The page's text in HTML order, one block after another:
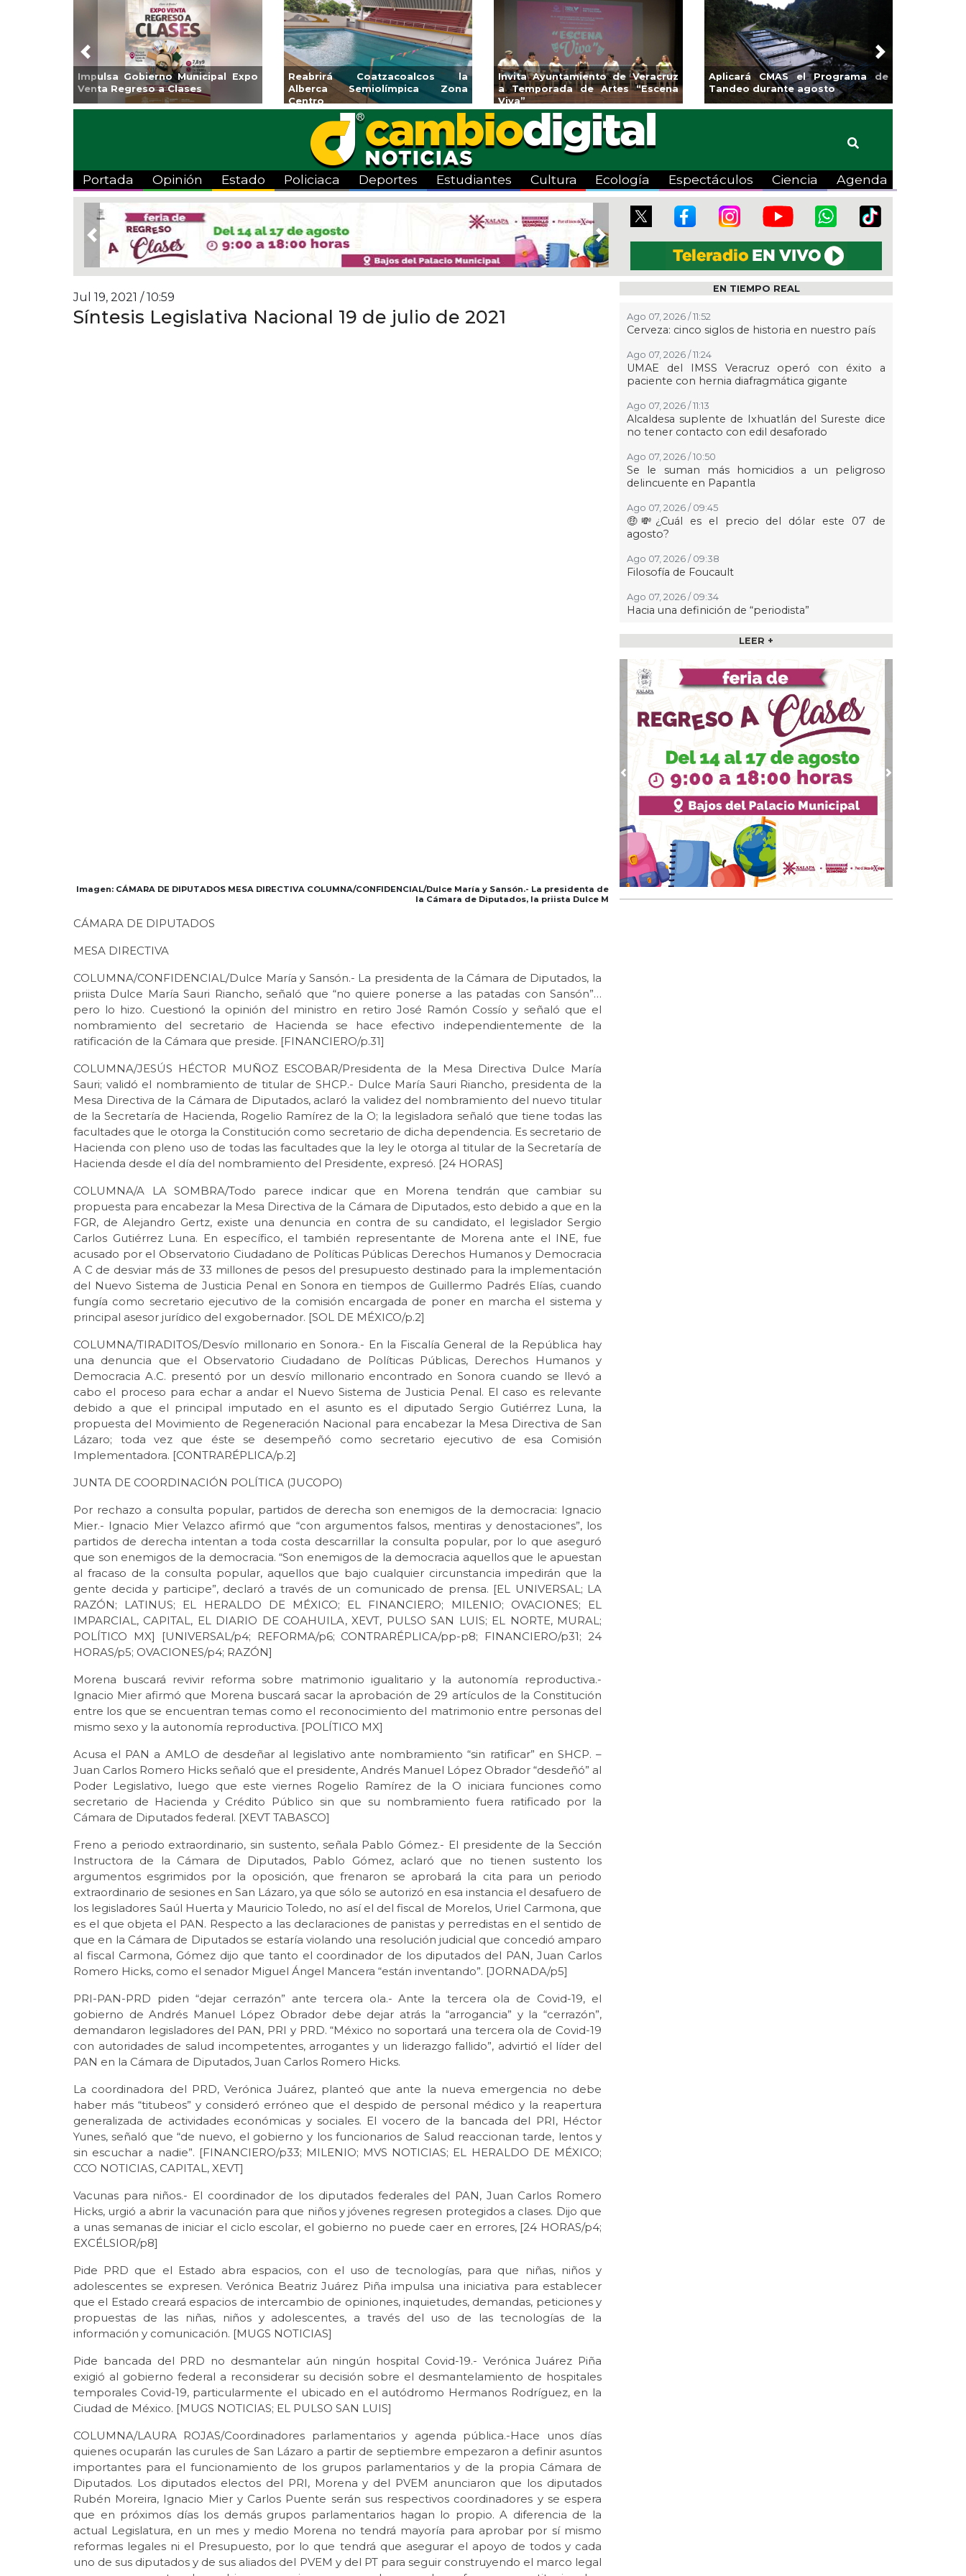
Guarniciones y banquetas para la
colonia El Mango en Pánuco
Emprendedores de Xalapa
exponen en Mercadito
Bicentenario
Coatzacoalcos impulsa la
halterofilia con la Copa Coyote
2026
Continúa Coatza Vive el Verano
2026 con cine, actividades
lúdicas y expo
Previous Next
Portada Opinión Estado Policiaca Deportes Estudiantes Cultura Ecología Espectáculos Ciencia Agenda
Previous Next
Jul 19, 2021 / 10:59
Síntesis Legislativa Nacional 19 de julio de 2021
Imagen: CÁMARA DE DIPUTADOS MESA DIRECTIVA COLUMNA/CONFIDENCIAL/Dulce María y Sansón.- La presidenta de
la Cámara de Diputados, la priista Dulce M
CÁMARA DE DIPUTADOS
MESA DIRECTIVA
COLUMNA/CONFIDENCIAL/Dulce María y Sansón.- La presidenta de la Cámara de Diputados, la
priista Dulce María Sauri Riancho, señaló que “no quiere ponerse a las patadas con Sansón”…
pero lo hizo. Cuestionó la opinión del ministro en retiro José Ramón Cossío y señaló que el
nombramiento del secretario de Hacienda se hace efectivo independientemente de la
ratificación de la Cámara que preside. [FINANCIERO/p.31]
COLUMNA/JESÚS HÉCTOR MUÑOZ ESCOBAR/Presidenta de la Mesa Directiva Dulce María
Sauri; validó el nombramiento de titular de SHCP.- Dulce María Sauri Riancho, presidenta de la
Mesa Directiva de la Cámara de Diputados, aclaró la validez del nombramiento del nuevo titular
de la Secretaría de Hacienda, Rogelio Ramírez de la O; la legisladora señaló que tiene todas las
facultades que le otorga la Constitución como secretario de dicha dependencia. Es secretario de
Hacienda con pleno uso de todas las facultades que la ley le otorga al titular de la Secretaría de
Hacienda desde el día del nombramiento del Presidente, expresó. [24 HORAS]
COLUMNA/A LA SOMBRA/Todo parece indicar que en Morena tendrán que cambiar su
propuesta para encabezar la Mesa Directiva de la Cámara de Diputados, esto debido a que en la
FGR, de Alejandro Gertz, existe una denuncia en contra de su candidato, el legislador Sergio
Carlos Gutiérrez Luna. En específico, el también representante de Morena ante el INE, fue
acusado por el Observatorio Ciudadano de Políticas Públicas Derechos Humanos y Democracia
A C de desviar más de 33 millones de pesos del presupuesto destinado para la implementación
del Nuevo Sistema de Justicia Penal en Sonora en tiempos de Guillermo Padrés Elías, cuando
fungía como secretario ejecutivo de la comisión encargada de poner en marcha el sistema y
principal asesor jurídico del exgobernador. [SOL DE MÉXICO/p.2]
COLUMNA/TIRADITOS/Desvío millonario en Sonora.- En la Fiscalía General de la República hay
una denuncia que el Observatorio Ciudadano de Políticas Públicas, Derechos Humanos y
Democracia A.C. presentó por un desvío millonario encontrado en Sonora cuando se llevó a
cabo el proceso para echar a andar el Nuevo Sistema de Justicia Penal. El caso es relevante
debido a que el principal imputado en el asunto es el diputado Sergio Gutiérrez Luna, la
propuesta del Movimiento de Regeneración Nacional para encabezar la Mesa Directiva de San
Lázaro; toda vez que éste se desempeñó como secretario ejecutivo de esa Comisión
Implementadora. [CONTRARÉPLICA/p.2]
JUNTA DE COORDINACIÓN POLÍTICA (JUCOPO)
Por rechazo a consulta popular, partidos de derecha son enemigos de la democracia: Ignacio
Mier.- Ignacio Mier Velazco afirmó que “con argumentos falsos, mentiras y denostaciones”, los
partidos de derecha intentan a toda costa descarrillar la consulta popular, por lo que aseguró
que son enemigos de la democracia. “Son enemigos de la democracia aquellos que le apuestan
al fracaso de la consulta popular, aquellos que bajo cualquier circunstancia impedirán que la
gente decida y participe”, declaró a través de un comunicado de prensa. [EL UNIVERSAL; LA
RAZÓN; LATINUS; EL HERALDO DE MÉXICO; EL FINANCIERO; MILENIO; OVACIONES; EL
IMPARCIAL, CAPITAL, EL DIARIO DE COAHUILA, XEVT, PULSO SAN LUIS; EL NORTE, MURAL;
POLÍTICO MX] [UNIVERSAL/p4; REFORMA/p6; CONTRARÉPLICA/pp-p8; FINANCIERO/p31; 24
HORAS/p5; OVACIONES/p4; RAZÓN]
Morena buscará revivir reforma sobre matrimonio igualitario y la autonomía reproductiva.-
Ignacio Mier afirmó que Morena buscará sacar la aprobación de 29 artículos de la Constitución
entre los que se encuentran temas como el reconocimiento del matrimonio entre personas del
mismo sexo y la autonomía reproductiva. [POLÍTICO MX]
Acusa el PAN a AMLO de desdeñar al legislativo ante nombramiento “sin ratificar” en SHCP. –
Juan Carlos Romero Hicks señaló que el presidente, Andrés Manuel López Obrador “desdeñó” al
Poder Legislativo, luego que este viernes Rogelio Ramírez de la O iniciara funciones como
secretario de Hacienda y Crédito Público sin que su nombramiento fuera ratificado por la
Cámara de Diputados federal. [XEVT TABASCO]
Freno a periodo extraordinario, sin sustento, señala Pablo Gómez.- El presidente de la Sección
Instructora de la Cámara de Diputados, Pablo Gómez, aclaró que no tienen sustento los
argumentos esgrimidos por la oposición, que frenaron se aprobará la cita para un periodo
extraordinario de sesiones en San Lázaro, ya que sólo se autorizó en esa instancia el desafuero de
los legisladores Saúl Huerta y Mauricio Toledo, no así el del fiscal de Morelos, Uriel Carmona, que
es el que objeta el PAN. Respecto a las declaraciones de panistas y perredistas en el sentido de
que en la Cámara de Diputados se estaría violando una resolución judicial que concedió amparo
al fiscal Carmona, Gómez dijo que tanto el coordinador de los diputados del PAN, Juan Carlos
Romero Hicks, como el senador Miguel Ángel Mancera “están inventando”. [JORNADA/p5]
PRI-PAN-PRD piden “dejar cerrazón” ante tercera ola.- Ante la tercera ola de Covid-19, el
gobierno de Andrés Manuel López Obrador debe dejar atrás la “arrogancia” y la “cerrazón”,
demandaron legisladores del PAN, PRI y PRD. “México no soportará una tercera ola de Covid-19
con autoridades de salud incompetentes, arrogantes y un liderazgo fallido”, advirtió el líder del
PAN en la Cámara de Diputados, Juan Carlos Romero Hicks.
La coordinadora del PRD, Verónica Juárez, planteó que ante la nueva emergencia no debe
haber más “titubeos” y consideró erróneo que el despido de personal médico y la reapertura
generalizada de actividades económicas y sociales. El vocero de la bancada del PRI, Héctor
Yunes, señaló que “de nuevo, el gobierno y los funcionarios de Salud reaccionan tarde, lentos y
sin escuchar a nadie”. [FINANCIERO/p33; MILENIO; MVS NOTICIAS; EL HERALDO DE MÉXICO;
CCO NOTICIAS, CAPITAL, XEVT]
Vacunas para niños.- El coordinador de los diputados federales del PAN, Juan Carlos Romero
Hicks, urgió a abrir la vacunación para que niños y jóvenes regresen protegidos a clases. Dijo que
a unas semanas de iniciar el ciclo escolar, el gobierno no puede caer en errores, [24 HORAS/p4;
EXCÉLSIOR/p8]
Pide PRD que el Estado abra espacios, con el uso de tecnologías, para que niñas, niños y
adolescentes se expresen. Verónica Beatriz Juárez Piña impulsa una iniciativa para establecer
que el Estado creará espacios de intercambio de opiniones, inquietudes, demandas, peticiones y
propuestas de las niñas, niños y adolescentes, a través del uso de las tecnologías de la
información y comunicación. [MUGS NOTICIAS]
Pide bancada del PRD no desmantelar aún ningún hospital Covid-19.- Verónica Juárez Piña
exigió al gobierno federal a reconsiderar su decisión sobre el desmantelamiento de hospitales
temporales Covid-19, particularmente el ubicado en el autódromo Hermanos Rodríguez, en la
Ciudad de México. [MUGS NOTICIAS; EL PULSO SAN LUIS]
COLUMNA/LAURA ROJAS/Coordinadores parlamentarios y agenda pública.-Hace unos días
quienes ocuparán las curules de San Lázaro a partir de septiembre empezaron a definir asuntos
importantes para el funcionamiento de los grupos parlamentarios y de la propia Cámara de
Diputados. Los diputados electos del PRI, Morena y del PVEM anunciaron que los diputados
Rubén Moreira, Ignacio Mier y Carlos Puente serán sus respectivos coordinadores y se espera
que en próximos días los demás grupos parlamentarios hagan lo propio. A diferencia de la
actual Legislatura, en un mes y medio Morena no tendrá mayoría para aprobar por sí mismo
reformas legales ni el Presupuesto, por lo que tendrá que asegurar el apoyo de todos y cada
uno de sus diputados y de sus aliados del PVEM y del PT para seguir construyendo el marco legal
EN TIEMPO REAL
Ago 07, 2026 / 11:52
Cerveza: cinco siglos de historia en nuestro país
Ago 07, 2026 / 11:24
UMAE del IMSS Veracruz operó con éxito a
paciente con hernia diafragmática gigante
Ago 07, 2026 / 11:13
Alcaldesa suplente de Ixhuatlán del Sureste dice
no tener contacto con edil desaforado
Ago 07, 2026 / 10:50
Se le suman más homicidios a un peligroso
delincuente en Papantla
Ago 07, 2026 / 09:45
🤑💸¿Cuál es el precio del dólar este 07 de
agosto?
Ago 07, 2026 / 09:38
Filosofía de Foucault
Ago 07, 2026 / 09:34
Hacia una definición de “periodista”
Ago 07, 2026 / 09:24
Municipio arrancará primera etapa de
rehabilitación en el boulevard 5 de febrero
Ago 07, 2026 / 09:16
DIF Medellín invita a la Campaña de Salud para
acercar servicios médicos a las familias
Ago 07, 2026 / 08:23
La mañanera de Claudia Sheinbaum 07/08/2026
Ago 07, 2026 / 08:03
¡Buen día! Excelente viernes, así amaneció
Cambio Digital 👍
Ago 07, 2026 / 07:11
Fetichismo o sentir placer por cosas extrañas ¿es
normal?
LEER +
Previous Next